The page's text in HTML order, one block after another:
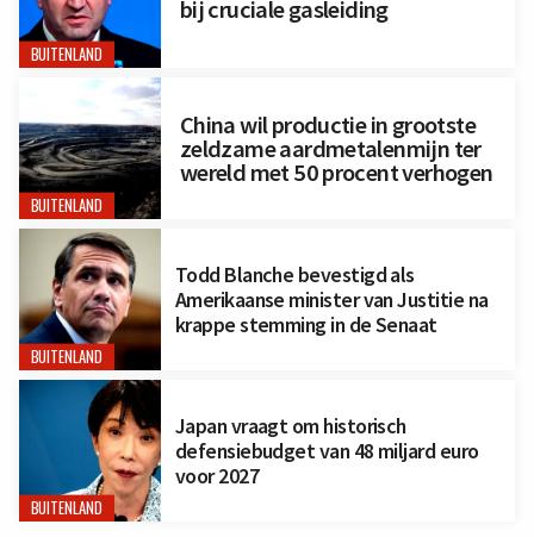
BUITENLAND
bij cruciale gasleiding
BUITENLAND
China wil productie in grootste
zeldzame aardmetalenmijn ter
wereld met 50 procent verhogen
BUITENLAND
Todd Blanche bevestigd als
Amerikaanse minister van Justitie na
krappe stemming in de Senaat
BUITENLAND
Japan vraagt om historisch
defensiebudget van 48 miljard euro
voor 2027